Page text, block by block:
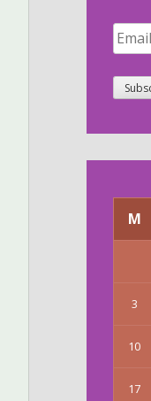
Email
M
3
10
17